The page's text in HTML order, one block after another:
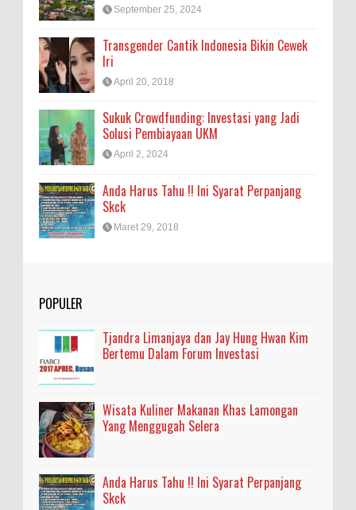
September 25, 2024
Transgender Cantik Indonesia Bikin Cewek
Iri
April 20, 2018
Sukuk Crowdfunding: Investasi yang Jadi
Solusi Pembiayaan UKM
April 2, 2024
Anda Harus Tahu !! Ini Syarat Perpanjang
Skck
Maret 29, 2018
POPULER
Tjandra Limanjaya dan Jay Hung Hwan Kim
Bertemu Dalam Forum Investasi
Wisata Kuliner Makanan Khas Lamongan
Yang Menggugah Selera
Anda Harus Tahu !! Ini Syarat Perpanjang
Skck